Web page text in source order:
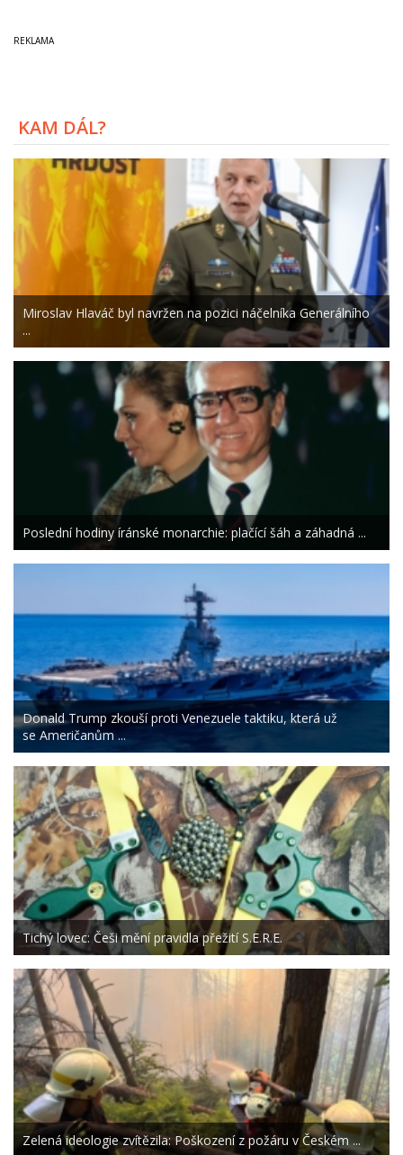
KAM DÁL?
Miroslav Hlaváč byl navržen na pozici náčelníka Generálního
...
Poslední hodiny íránské monarchie: plačící šáh a záhadná ...
Donald Trump zkouší proti Venezuele taktiku, která už
se Američanům ...
Tichý lovec: Češi mění pravidla přežití S.E.R.E.
Zelená ideologie zvítězila: Poškození z požáru v Českém ...